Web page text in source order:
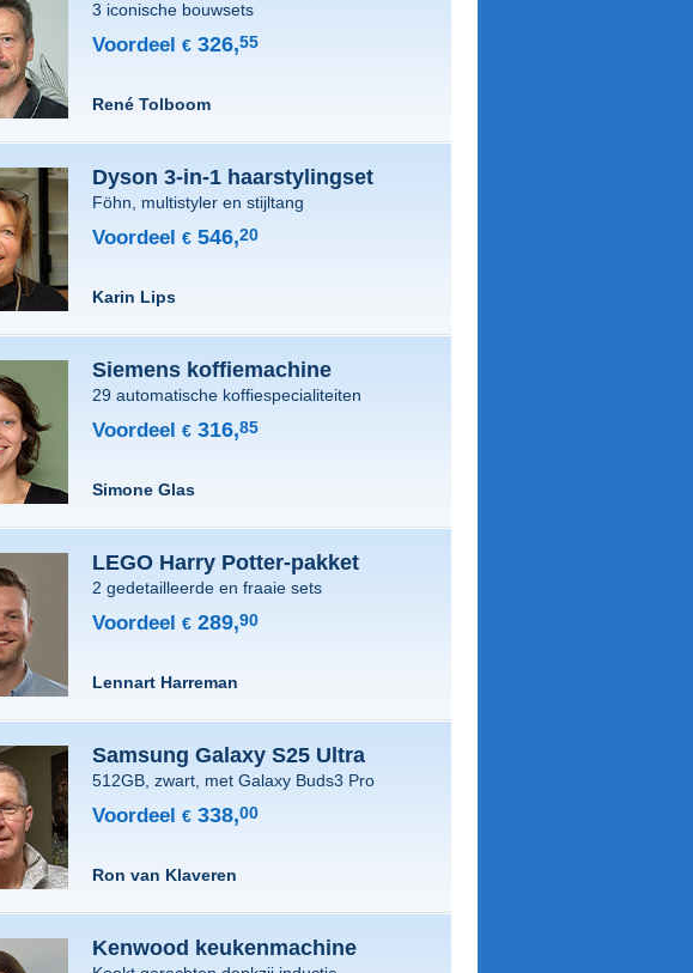
3 iconische bouwsets
Voordeel € 326,55
René Tolboom
Dyson 3-in-1 haarstylingset
Föhn, multistyler en stijltang
Voordeel € 546,20
Karin Lips
Siemens koffiemachine
29 automatische koffiespecialiteiten
Voordeel € 316,85
Simone Glas
LEGO Harry Potter-pakket
2 gedetailleerde en fraaie sets
Voordeel € 289,90
Lennart Harreman
Samsung Galaxy S25 Ultra
512GB, zwart, met Galaxy Buds3 Pro
Voordeel € 338,00
Ron van Klaveren
Kenwood keukenmachine